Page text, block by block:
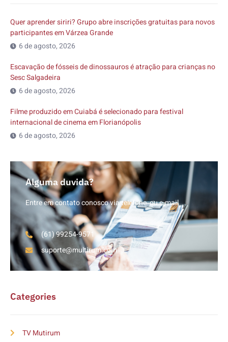
Quer aprender siriri? Grupo abre inscrições gratuitas para novos
participantes em Várzea Grande
6 de agosto, 2026
Escavação de fósseis de dinossauros é atração para crianças no
Sesc Salgadeira
6 de agosto, 2026
Filme produzido em Cuiabá é selecionado para festival
internacional de cinema em Florianópolis
6 de agosto, 2026
Alguma duvida?
Entre em contato conosco via telefone ou e-mail
(61) 99254-9571
suporte@multirum.com
Categories
TV Mutirum